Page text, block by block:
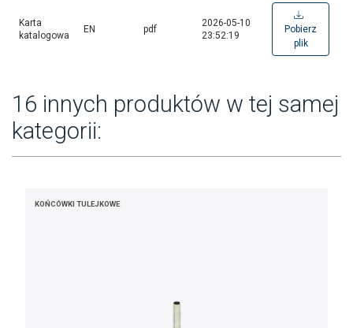
Karta
katalogowa
EN pdf
2026-05-10
23:52:19
Pobierz
plik
16 innych produktów w tej samej
kategorii:
KOŃCÓWKI TULEJKOWE